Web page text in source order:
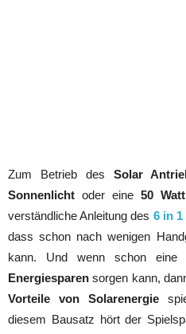
Zum Betrieb des Solar
Sonnenlicht oder eine 50
verständliche Anleitung des 6 in
dass schon nach wenigen
kann. Und wenn schon eine
Energiesparen sorgen kann,
Vorteile von Solarenergie
diesem Bausatz hört der